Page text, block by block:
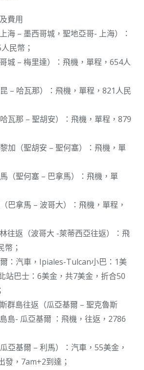
費用
海 – 墨西哥城，聖地亞哥- 上海）：
民幣；
城 – 梅里達）：飛機，單程，654人
– 哈瓦那）：飛機，單程，821人民
瓦那 – 聖胡安）：飛機，單程，879
加（聖胡安 – 聖何塞）：飛機，單
（聖何塞 – 巴拿馬）：飛機，單
巴拿馬 – 波哥大）：飛機，單程，
往返（波哥大 -萊蒂西亞往返）：飛
幣；
：汽車，Ipiales-Tulcan小巴：1美
站巴士：6美金，共7美金，折合50
群島往返（瓜亞基爾 – 聖克魯斯
島- 瓜亞基爾 ：飛機，往返，2786
亞基爾 – 利馬）：汽車，55美金，
發，7am+2到達；